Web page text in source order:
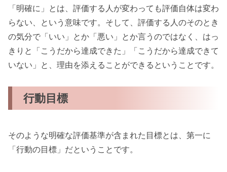
「明確に」とは、評価する人が変わっても評価自体は変わ
らない、という意味です。そして、評価する人のそのとき
の気分で「いい」とか「悪い」とか言うのではなく、はっ
きりと「こうだから達成できた」「こうだから達成できて
いない」と、理由を添えることができるということです。
行動目標
そのような明確な評価基準が含まれた目標とは、第一に
「行動の目標」だということです。